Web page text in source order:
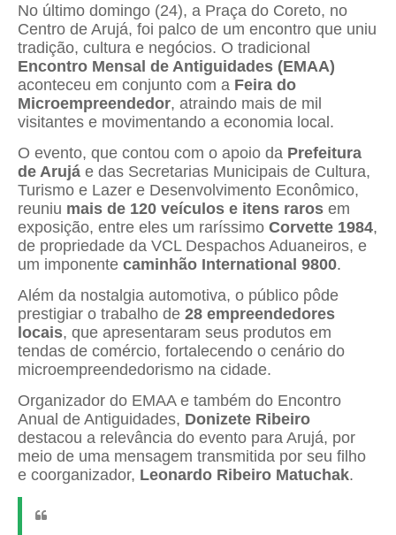
No último domingo (24), a Praça do Coreto, no
Centro de Arujá, foi palco de um encontro que uniu
tradição, cultura e negócios. O tradicional
Encontro Mensal de Antiguidades (EMAA)
aconteceu em conjunto com a Feira do
Microempreendedor, atraindo mais de mil
visitantes e movimentando a economia local.
O evento, que contou com o apoio da Prefeitura
de Arujá e das Secretarias Municipais de Cultura,
Turismo e Lazer e Desenvolvimento Econômico,
reuniu mais de 120 veículos e itens raros em
exposição, entre eles um raríssimo Corvette 1984,
de propriedade da VCL Despachos Aduaneiros, e
um imponente caminhão International 9800.
Além da nostalgia automotiva, o público pôde
prestigiar o trabalho de 28 empreendedores
locais, que apresentaram seus produtos em
tendas de comércio, fortalecendo o cenário do
microempreendedorismo na cidade.
Organizador do EMAA e também do Encontro
Anual de Antiguidades, Donizete Ribeiro
destacou a relevância do evento para Arujá, por
meio de uma mensagem transmitida por seu filho
e coorganizador, Leonardo Ribeiro Matuchak.